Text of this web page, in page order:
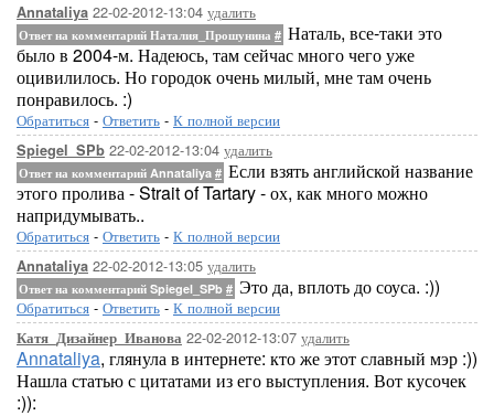
Annataliya 22-02-2012-13:04 удалить
Ответ на комментарий Наталия_Прошунина # Наталь, все-таки это
было в 2004-м. Надеюсь, там сейчас много чего уже
оцивилилось. Но городок очень милый, мне там очень
понравилось. :)
Обратиться - Ответить - К полной версии
Spiegel_SPb 22-02-2012-13:04 удалить
Ответ на комментарий Annataliya # Если взять английской название
этого пролива - Strait of Tartary - ох, как много можно
напридумывать..
Обратиться - Ответить - К полной версии
Annataliya 22-02-2012-13:05 удалить
Ответ на комментарий Spiegel_SPb # Это да, вплоть до соуса. :))
Обратиться - Ответить - К полной версии
Катя_Дизайнер_Иванова 22-02-2012-13:07 удалить
Annataliya, глянула в интернете: кто же этот славный мэр :))
Нашла статью с цитатами из его выступления. Вот кусочек
:)):